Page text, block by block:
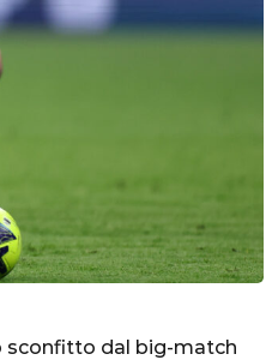
sconfitto dal big-match